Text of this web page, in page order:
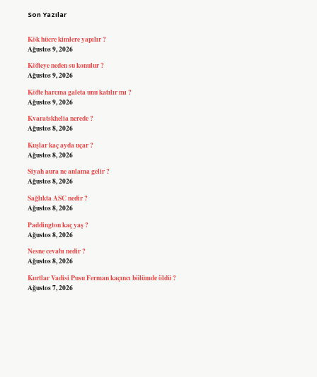
Son Yazılar
Kök hücre kimlere yapılır ?
Ağustos 9, 2026
Köfteye neden su konulur ?
Ağustos 9, 2026
Köfte harcına galeta unu katılır mı ?
Ağustos 9, 2026
Kvaratskhelia nerede ?
Ağustos 8, 2026
Kuşlar kaç ayda uçar ?
Ağustos 8, 2026
Siyah aura ne anlama gelir ?
Ağustos 8, 2026
Sağlıkta ASC nedir ?
Ağustos 8, 2026
Paddington kaç yaş ?
Ağustos 8, 2026
Nesne cevabı nedir ?
Ağustos 8, 2026
Kurtlar Vadisi Pusu Ferman kaçıncı bölümde öldü ?
Ağustos 7, 2026